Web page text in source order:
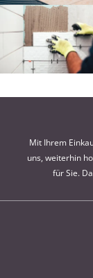
Mit Ihrem
uns, weiterhin
für Sie.